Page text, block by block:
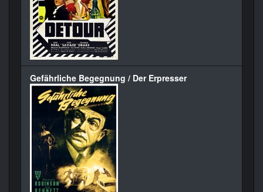
Gefährliche Begegnung / Der Erpresser